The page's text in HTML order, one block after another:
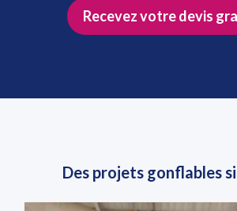
Recevez votre devis
Des projets gonflables